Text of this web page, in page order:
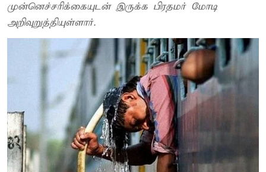
முன்னெச்சரிக்கையுடன் இருக்க பிரதமர் மோடி
அறிவுறுத்தியுள்ளார்.